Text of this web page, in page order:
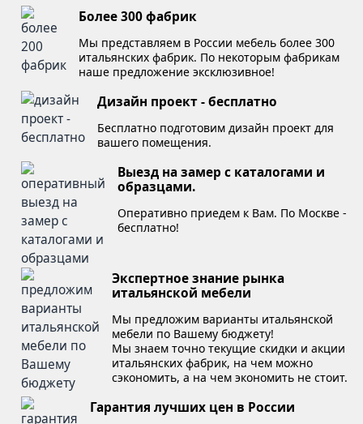
Более 300 фабрик
Мы представляем в России мебель более 300
итальянских фабрик. По некоторым фабрикам
наше предложение эксклюзивное!
Дизайн проект - бесплатно
Бесплатно подготовим дизайн проект для
вашего помещения.
Выезд на замер с каталогами и
образцами.
Оперативно приедем к Вам. По Москве -
бесплатно!
Экспертное знание рынка
итальянской мебели
Мы предложим варианты итальянской
мебели по Вашему бюджету!
Мы знаем точно текущие скидки и акции
итальянских фабрик, на чем можно
сэкономить, а на чем экономить не стоит.
Гарантия лучших цен в России